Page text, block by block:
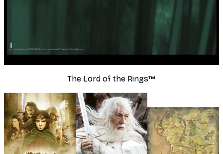
The Lord of the Rings™